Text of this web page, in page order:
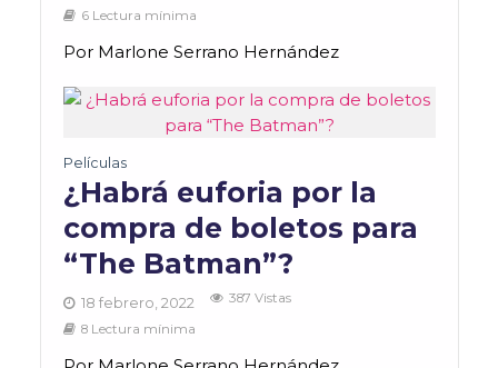
6 Lectura mínima
Por Marlone Serrano Hernández
Películas
¿Habrá euforia por la
compra de boletos para
“The Batman”?
18 febrero, 2022
387 Vistas
8 Lectura mínima